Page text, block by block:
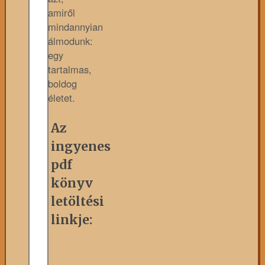
amiről
mindannyian
álmodunk:
egy
tartalmas,
boldog
életet.
Az
ingyenes
pdf
könyv
letöltési
linkje: